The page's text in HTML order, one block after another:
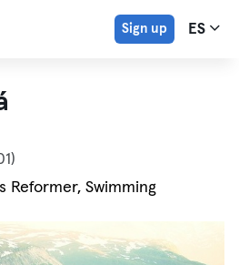
Sign up ES
Reformer, Swimming